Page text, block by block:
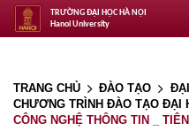
TRƯỜNG ĐẠI HỌC HÀ NỘI
Hanoi University
TRANG CHỦ arrow_forward_ios ĐÀO TẠO arrow_forward_ios
CHƯƠNG TRÌNH ĐÀO TẠO ĐẠI
CÔNG NGHỆ THÔNG TIN _